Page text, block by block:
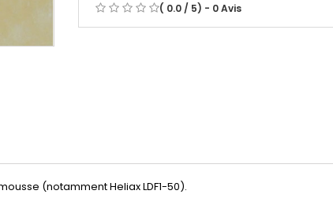
( 0.0 / 5) - 0 Avis
(notamment Heliax LDF1-50).